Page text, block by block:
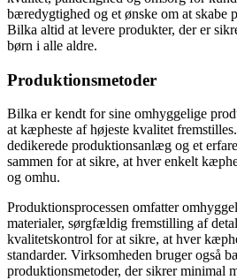
bæredygtighed og et ønske om at skabe
Bilka altid at levere produkter, der er
børn i alle aldre.
Produktionsmetoder
Bilka er kendt for sine omhyggelige
at kæpheste af højeste kvalitet
dedikerede produktionsanlæg og et
sammen for at sikre, at hver enkelt
og omhu.
Produktionsprocessen omfatter
materialer, sørgfældig fremstilling af
kvalitetskontrol for at sikre, at hver
standarder. Virksomheden bruger også
produktionsmetoder, der sikrer minimal